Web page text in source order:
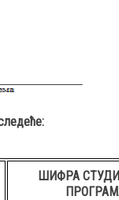
ШИФРА